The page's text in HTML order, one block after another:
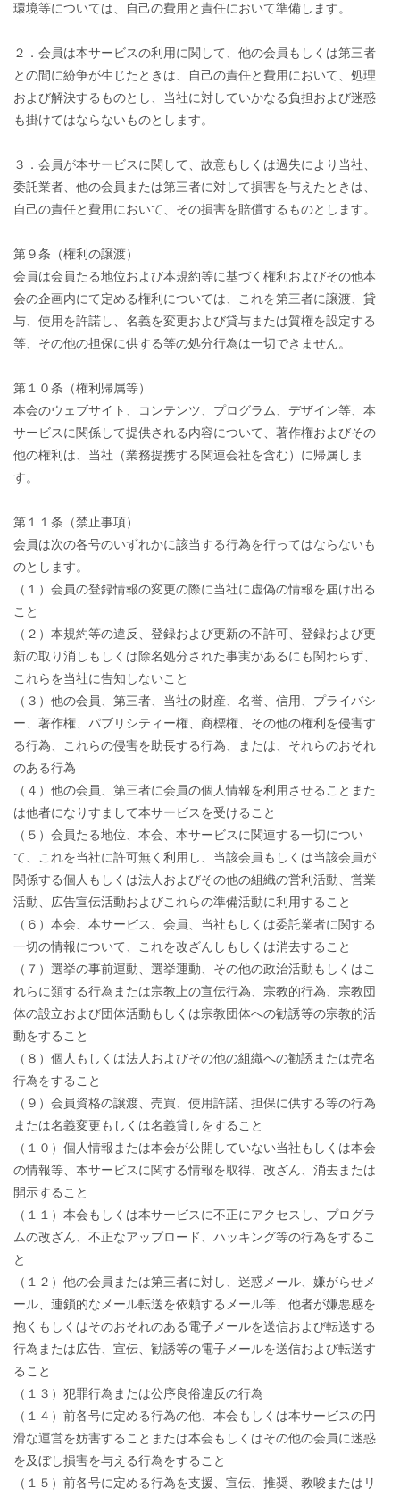
環境等については、自己の費用と責任において準備します。
２．会員は本サービスの利用に関して、他の会員もしくは第三者
との間に紛争が生じたときは、自己の責任と費用において、処理
および解決するものとし、当社に対していかなる負担および迷惑
も掛けてはならないものとします。
３．会員が本サービスに関して、故意もしくは過失により当社、
委託業者、他の会員または第三者に対して損害を与えたときは、
自己の責任と費用において、その損害を賠償するものとします。
第９条（権利の譲渡）
会員は会員たる地位および本規約等に基づく権利およびその他本
会の企画内にて定める権利については、これを第三者に譲渡、貸
与、使用を許諾し、名義を変更および貸与または質権を設定する
等、その他の担保に供する等の処分行為は一切できません。
第１０条（権利帰属等）
本会のウェブサイト、コンテンツ、プログラム、デザイン等、本
サービスに関係して提供される内容について、著作権およびその
他の権利は、当社（業務提携する関連会社を含む）に帰属しま
す。
第１１条（禁止事項）
会員は次の各号のいずれかに該当する行為を行ってはならないも
のとします。
（１）会員の登録情報の変更の際に当社に虚偽の情報を届け出る
こと
（２）本規約等の違反、登録および更新の不許可、登録および更
新の取り消しもしくは除名処分された事実があるにも関わらず、
これらを当社に告知しないこと
（３）他の会員、第三者、当社の財産、名誉、信用、プライバシ
ー、著作権、パブリシティー権、商標権、その他の権利を侵害す
る行為、これらの侵害を助長する行為、または、それらのおそれ
のある行為
（４）他の会員、第三者に会員の個人情報を利用させることまた
は他者になりすまして本サービスを受けること
（５）会員たる地位、本会、本サービスに関連する一切につい
て、これを当社に許可無く利用し、当該会員もしくは当該会員が
関係する個人もしくは法人およびその他の組織の営利活動、営業
活動、広告宣伝活動およびこれらの準備活動に利用すること
（６）本会、本サービス、会員、当社もしくは委託業者に関する
一切の情報について、これを改ざんしもしくは消去すること
（７）選挙の事前運動、選挙運動、その他の政治活動もしくはこ
れらに類する行為または宗教上の宣伝行為、宗教的行為、宗教団
体の設立および団体活動もしくは宗教団体への勧誘等の宗教的活
動をすること
（８）個人もしくは法人およびその他の組織への勧誘または売名
行為をすること
（９）会員資格の譲渡、売買、使用許諾、担保に供する等の行為
または名義変更もしくは名義貸しをすること
（１０）個人情報または本会が公開していない当社もしくは本会
の情報等、本サービスに関する情報を取得、改ざん、消去または
開示すること
（１１）本会もしくは本サービスに不正にアクセスし、プログラ
ムの改ざん、不正なアップロード、ハッキング等の行為をするこ
と
（１２）他の会員または第三者に対し、迷惑メール、嫌がらせメ
ール、連鎖的なメール転送を依頼するメール等、他者が嫌悪感を
抱くもしくはそのおそれのある電子メールを送信および転送する
行為または広告、宣伝、勧誘等の電子メールを送信および転送す
ること
（１３）犯罪行為または公序良俗違反の行為
（１４）前各号に定める行為の他、本会もしくは本サービスの円
滑な運営を妨害することまたは本会もしくはその他の会員に迷惑
を及ぼし損害を与える行為をすること
（１５）前各号に定める行為を支援、宣伝、推奨、教唆またはリ